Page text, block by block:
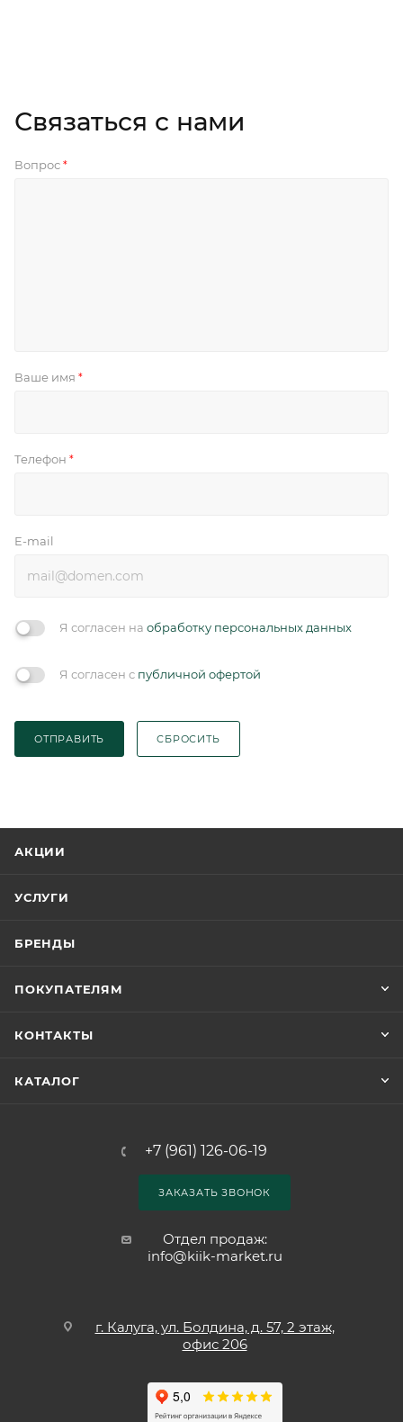
Связаться с нами
Вопрос *
Ваше имя *
Телефон *
E-mail
Я согласен на обработку персональных данных
Я согласен с публичной офертой
ОТПРАВИТЬ СБРОСИТЬ
АКЦИИ
УСЛУГИ
БРЕНДЫ
ПОКУПАТЕЛЯМ
КОНТАКТЫ
КАТАЛОГ
+7 (961) 126-06-19
ЗАКАЗАТЬ ЗВОНОК
Отдел продаж:
info@kiik-market.ru
г. Калуга, ул. Болдина, д. 57, 2 этаж,
офис 206